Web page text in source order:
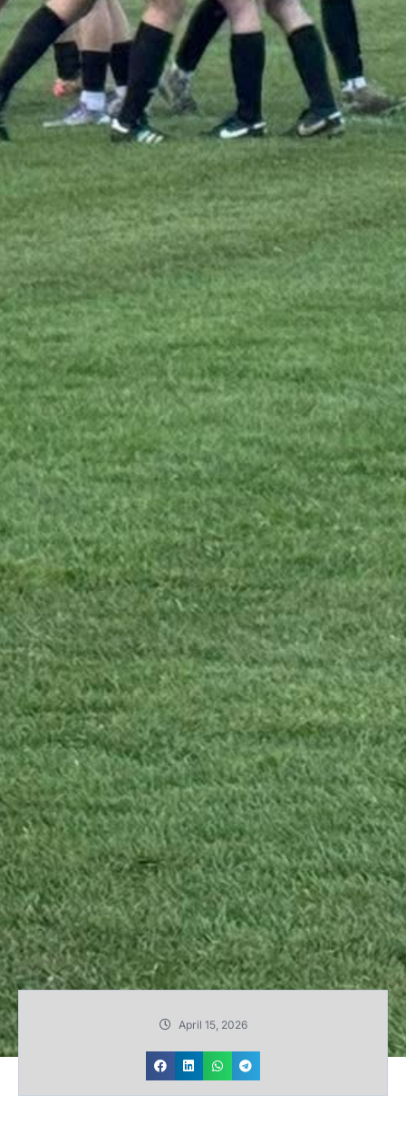
April 15, 2026